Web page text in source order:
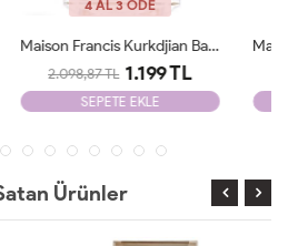
Maison Francis Kurkdjian Baccarat 70 Ml EDP Unisex Tester
4 AL 3 ÖDE
Maison Francis Kurkdjian Baccarat 540 Etrait De 70ml Unisex Tester
2.098,87 TL 1.199 TL
SEPETE EKLE
Ürünler